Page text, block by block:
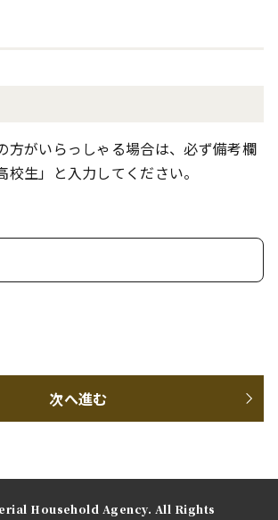
方がいらっしゃる場合は、必ず備考欄
校生」と入力してください。
次へ進む
Household Agency. All Rights